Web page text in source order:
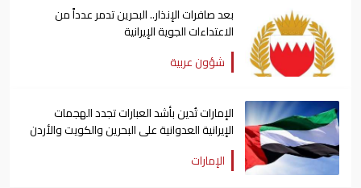
بعد صافرات الإنذار.. البحرين تدمر عدداً من
الاعتداءات الجوية الإيرانية
شؤون عربية
الإمارات تُدين بأشد العبارات تجدد الهجمات
الإيرانية العدوانية على البحرين والكويت والأردن
الإمارات